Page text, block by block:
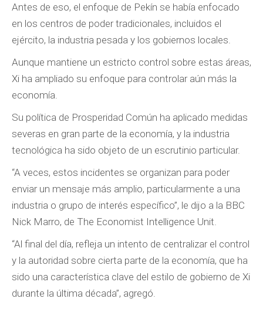
Antes de eso, el enfoque de Pekín se había enfocado
en los centros de poder tradicionales, incluidos el
ejército, la industria pesada y los gobiernos locales.
Aunque mantiene un estricto control sobre estas áreas,
Xi ha ampliado su enfoque para controlar aún más la
economía.
Su política de Prosperidad Común ha aplicado medidas
severas en gran parte de la economía, y la industria
tecnológica ha sido objeto de un escrutinio particular.
“A veces, estos incidentes se organizan para poder
enviar un mensaje más amplio, particularmente a una
industria o grupo de interés específico”, le dijo a la BBC
Nick Marro, de The Economist Intelligence Unit.
“Al final del día, refleja un intento de centralizar el control
y la autoridad sobre cierta parte de la economía, que ha
sido una característica clave del estilo de gobierno de Xi
durante la última década”, agregó.